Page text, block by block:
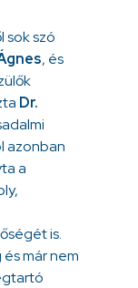
sok szó
, és
Dr.
azonban
a
is.
már nem